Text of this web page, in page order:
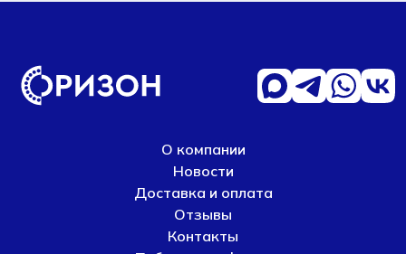
О компании
Новости
Доставка и оплата
Отзывы
Контакты